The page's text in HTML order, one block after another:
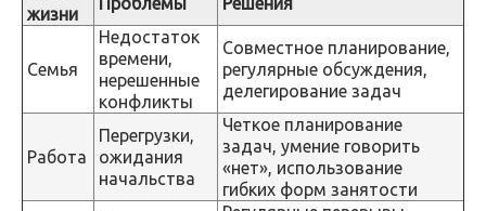
жизни
Семья
Недостаток
времени,
нерешенные
конфликты
Совместное планирование,
регулярные обсуждения,
делегирование задач
Работа
Перегрузки,
ожидания
начальства
Четкое планирование
задач, умение говорить
«нет», использование
гибких форм занятости